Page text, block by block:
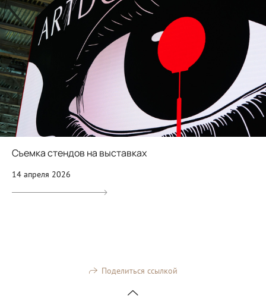
Съемка стендов на выставках
14 апреля 2026
Поделиться ссылкой